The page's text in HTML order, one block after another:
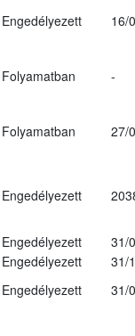
Engedélyezett 16/
Folyamatban -
Folyamatban 27/
Engedélyezett
Engedélyezett
31/
Engedélyezett
31/
Engedélyezett
31/